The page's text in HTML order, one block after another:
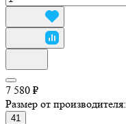
7 580 ₽
Размер от производителя:
41